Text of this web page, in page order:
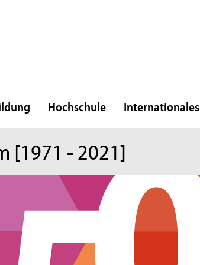
Hochschule Internationales
[1971 - 2021]